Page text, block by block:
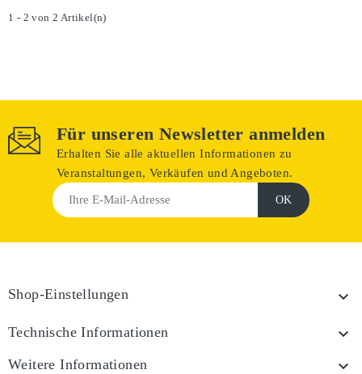
1 - 2 von 2 Artikel(n)
Für unseren Newsletter anmelden
Erhalten Sie alle aktuellen Informationen zu
Veranstaltungen, Verkäufen und Angeboten.
Shop-Einstellungen 
Technische Informationen 
Weitere Informationen 